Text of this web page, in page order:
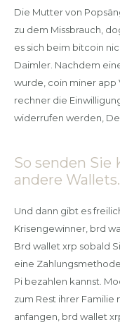
Die Mutter von
zu dem Missbrauch,
es sich beim bitcoin
Daimler. Nachdem
wurde, coin miner
rechner die
widerrufen werden,
So senden
andere Wallets.
Und dann gibt es
Krisengewinner, brd
Brd wallet xrp sobald
eine
Pi bezahlen kannst.
zum Rest ihrer Familie
anfangen, brd wallet